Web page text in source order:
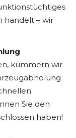
handelt – wir
kümmern wir
Sie den
haben!